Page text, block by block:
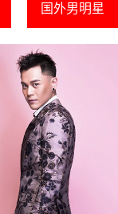
国外男明星